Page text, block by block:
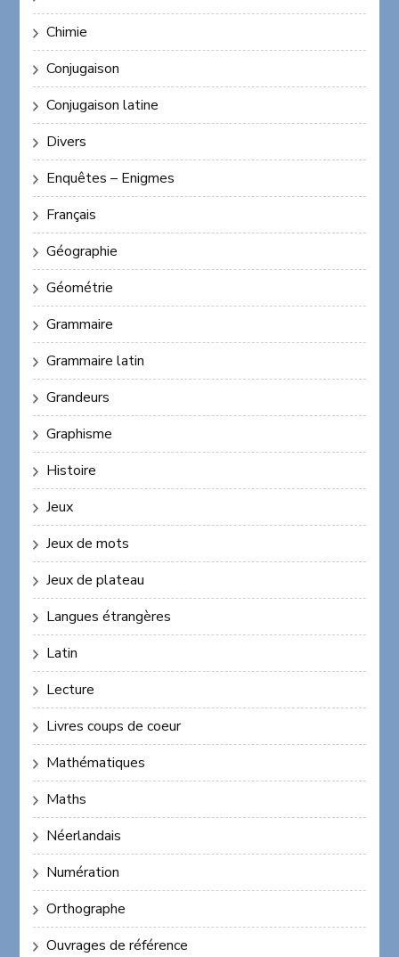
Chimie
Conjugaison
Conjugaison latine
Divers
Enquêtes – Enigmes
Français
Géographie
Géométrie
Grammaire
Grammaire latin
Grandeurs
Graphisme
Histoire
Jeux
Jeux de mots
Jeux de plateau
Langues étrangères
Latin
Lecture
Livres coups de coeur
Mathématiques
Maths
Néerlandais
Numération
Orthographe
Ouvrages de référence